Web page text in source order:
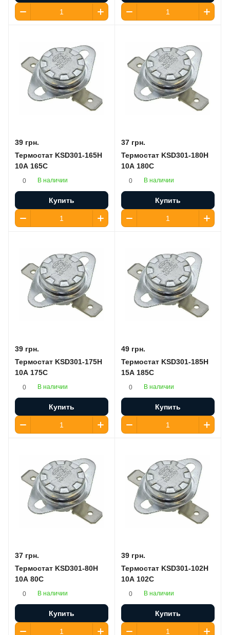
39 грн.
Термостат KSD301-165H
10A 165C
0 В наличии
Купить
37 грн.
Термостат KSD301-180H
10A 180C
0 В наличии
Купить
39 грн.
Термостат KSD301-175H
10A 175C
0 В наличии
Купить
49 грн.
Термостат KSD301-185H
15A 185C
0 В наличии
Купить
37 грн.
Термостат KSD301-80H
10A 80C
0 В наличии
Купить
39 грн.
Термостат KSD301-102H
10A 102C
0 В наличии
Купить